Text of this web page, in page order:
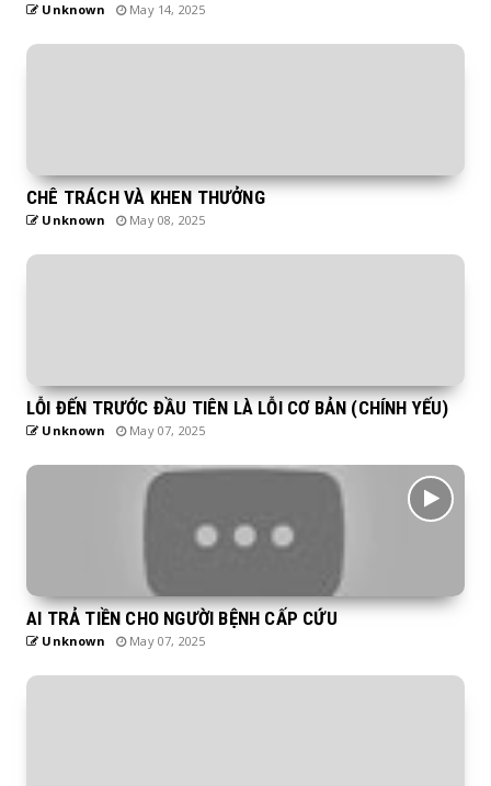
Unknown May 14, 2025
CHÊ TRÁCH VÀ KHEN THƯỞNG
Unknown May 08, 2025
LỖI ĐẾN TRƯỚC ĐẦU TIÊN LÀ LỖI CƠ BẢN (CHÍNH YẾU)
Unknown May 07, 2025
AI TRẢ TIỀN CHO NGƯỜI BỆNH CẤP CỨU
Unknown May 07, 2025